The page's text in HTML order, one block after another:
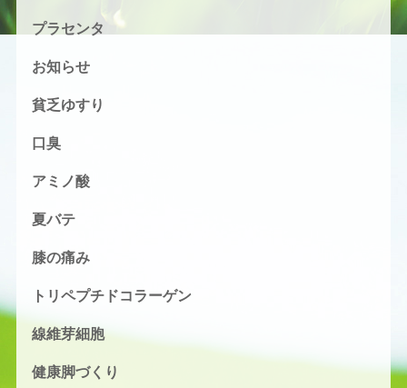
プラセンタ
お知らせ
貧乏ゆすり
口臭
アミノ酸
夏バテ
膝の痛み
トリペプチドコラーゲン
線維芽細胞
健康脚づくり